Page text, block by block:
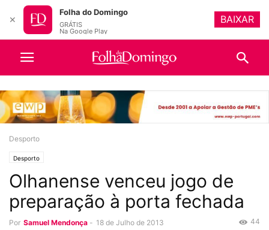
Desporto
Desporto
Olhanense venceu jogo de
preparação à porta fechada
Por Samuel Mendonça - 18 de Julho de 2013 44
✕
Folha do Domingo
GRÁTIS
Na Google Play
BAIXAR